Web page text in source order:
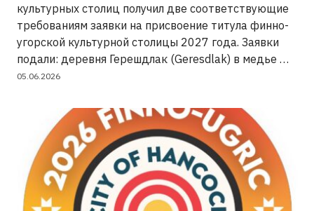
культурных столиц получил две соответствующие
требованиям заявки на присвоение титула финно-
угорской культурной столицы 2027 года. Заявки
подали: деревня Герешдлак (Geresdlak) в медье …
05.06.2026